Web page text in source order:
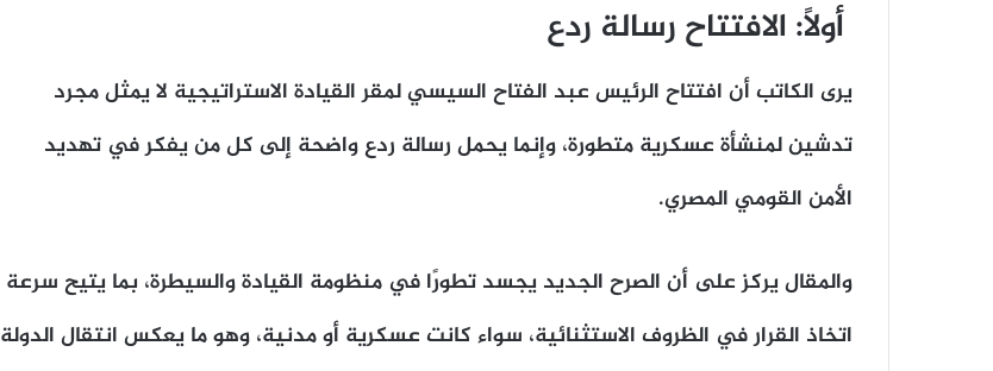
أولًا: الافتتاح رسالة ردع
يرى الكاتب أن افتتاح الرئيس عبد الفتاح السيسي لمقر القيادة الاستراتيجية لا يمثل مجرد
تدشين لمنشأة عسكرية متطورة، وإنما يحمل رسالة ردع واضحة إلى كل من يفكر في تهديد
الأمن القومي المصري.
والمقال يركز على أن الصرح الجديد يجسد تطورًا في منظومة القيادة والسيطرة، بما يتيح سرعة
اتخاذ القرار في الظروف الاستثنائية، سواء كانت عسكرية أو مدنية، وهو ما يعكس انتقال الدولة